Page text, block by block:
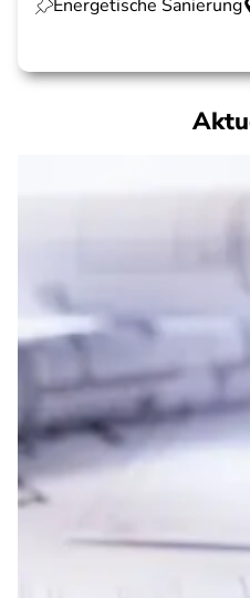
Energetische Sanierung